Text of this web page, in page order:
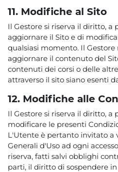
11. Modifiche al Sito
Il Gestore si riserva il diritto, a
aggiornare il Sito e di
qualsiasi momento. Il
aggiornare il contenuto del
contenuti dei corsi o delle
attraverso il sito siano esenti
12. Modifiche alle
Il Gestore si riserva il diritto, a
modificare le presenti
L'Utente è pertanto invitato a
Generali d'Uso ad ogni
riserva, fatti salvi obblighi
parti, il diritto di sospendere